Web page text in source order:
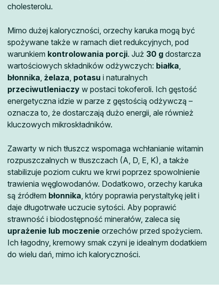
cholesterolu.
Mimo dużej kaloryczności, orzechy karuka mogą być
spożywane także w ramach diet redukcyjnych, pod
warunkiem kontrolowania porcji. Już 30 g dostarcza
wartościowych składników odżywczych: białka
błonnika żelaza potasu i naturalnych
przeciwutleniaczy w postaci tokoferoli. Ich gęstość
energetyczna idzie w parze z gęstością odżywczą –
oznacza to, że dostarczają dużo energii, ale również
kluczowych mikroskładników.
Zawarty w nich tłuszcz wspomaga wchłanianie witamin
rozpuszczalnych w tłuszczach (A, D, E, K), a także
stabilizuje poziom cukru we krwi poprzez spowolnienie
trawienia węglowodanów. Dodatkowo, orzechy karuka
są źródłem błonnika , który poprawia perystaltykę jelit i
daje długotrwałe uczucie sytości. Aby poprawić
strawność i biodostępność minerałów, zaleca się
uprażenie lub moczenie orzechów przed spożyciem.
Ich łagodny, kremowy smak czyni je idealnym dodatkiem
do wielu dań, mimo ich kaloryczności.